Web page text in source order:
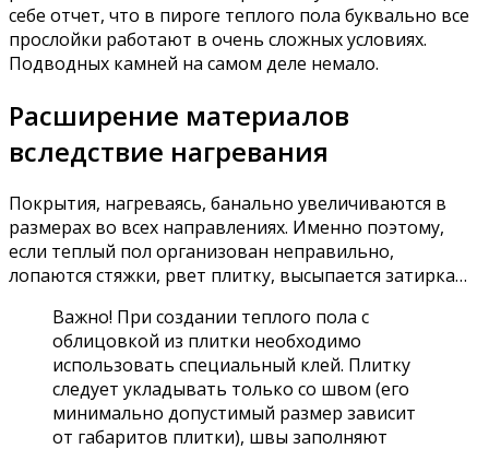
себе отчет, что в пироге теплого пола буквально все
прослойки работают в очень сложных условиях.
Подводных камней на самом деле немало.
Расширение материалов
вследствие нагревания
Покрытия, нагреваясь, банально увеличиваются в
размерах во всех направлениях. Именно поэтому,
если теплый пол организован неправильно,
лопаются стяжки, рвет плитку, высыпается затирка…
Важно! При создании теплого пола с
облицовкой из плитки необходимо
использовать специальный клей. Плитку
следует укладывать только со швом (его
минимально допустимый размер зависит
от габаритов плитки), швы заполняют